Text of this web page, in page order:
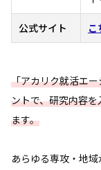
公式サイト こ
「アカリク就活エ
ントで、研究内容
ます。
あらゆる専攻・地